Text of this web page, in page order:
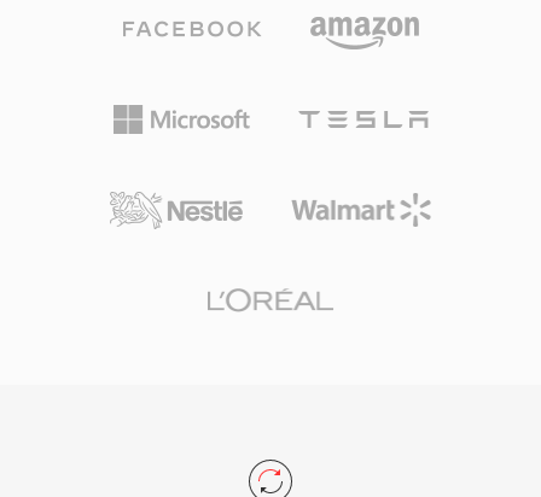
发者、流媒体平台和硬件制造商可以无需支付版税
将 Vorbis 作为其主要流媒体编解码器。该格式在
低比特率下的质量衰减也比许多竞品更为平缓,这
的电子游戏中依然广受欢迎。VLC、Firefox、